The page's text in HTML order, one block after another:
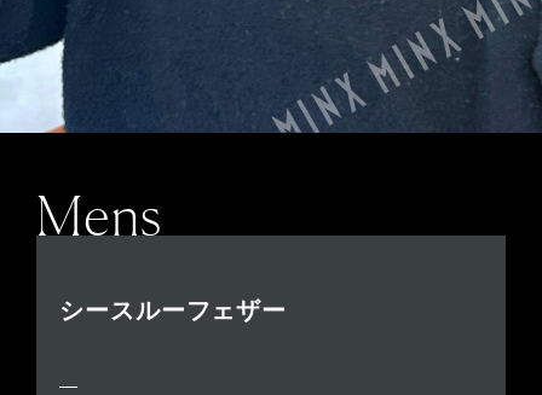
Mens
シースルーフェザー